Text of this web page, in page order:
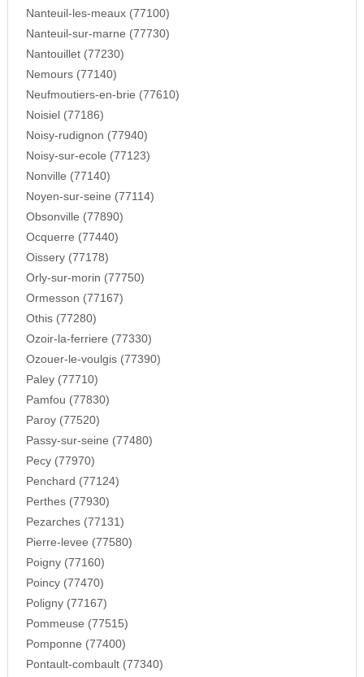
Nanteuil-les-meaux (77100)
Nanteuil-sur-marne (77730)
Nantouillet (77230)
Nemours (77140)
Neufmoutiers-en-brie (77610)
Noisiel (77186)
Noisy-rudignon (77940)
Noisy-sur-ecole (77123)
Nonville (77140)
Noyen-sur-seine (77114)
Obsonville (77890)
Ocquerre (77440)
Oissery (77178)
Orly-sur-morin (77750)
Ormesson (77167)
Othis (77280)
Ozoir-la-ferriere (77330)
Ozouer-le-voulgis (77390)
Paley (77710)
Pamfou (77830)
Paroy (77520)
Passy-sur-seine (77480)
Pecy (77970)
Penchard (77124)
Perthes (77930)
Pezarches (77131)
Pierre-levee (77580)
Poigny (77160)
Poincy (77470)
Poligny (77167)
Pommeuse (77515)
Pomponne (77400)
Pontault-combault (77340)